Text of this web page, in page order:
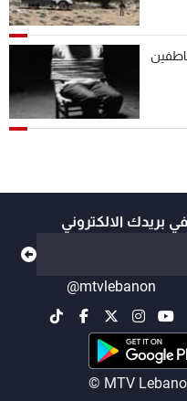
بريدك الالكتروني
@mtvlebanon
© MTV